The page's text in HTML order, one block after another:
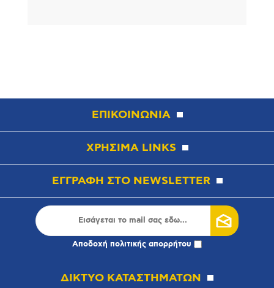
ΕΠΙΚΟΙΝΩΝΙΑ
ΧΡΗΣΙΜΑ LINKS
ΕΓΓΡΑΦΗ ΣΤΟ NEWSLETTER
Αποδοχή πολιτικής απορρήτου
ΔΙΚΤΥΟ ΚΑΤΑΣΤΗΜΑΤΩΝ